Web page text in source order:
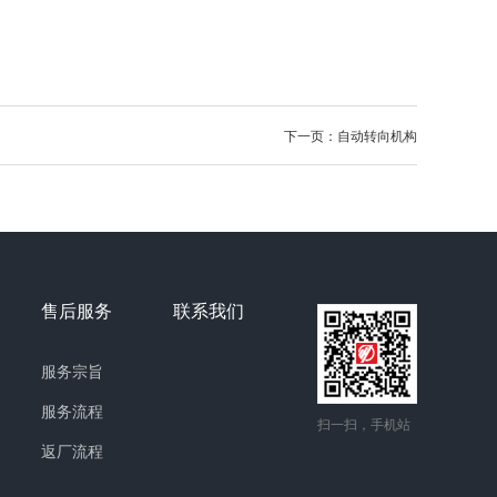
下一页：自动转向机构
售后服务
服务宗旨
服务流程
返厂流程
联系我们
扫一扫，手机站